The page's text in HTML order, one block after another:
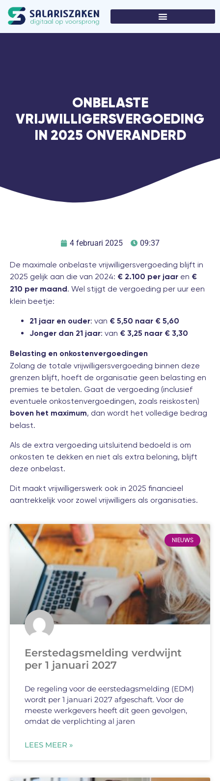
ONBELASTE
VRIJWILLIGERSVERGOEDING
IN 2025 ONVERANDERD
4 februari 2025 09:37
De maximale onbelaste vrijwilligersvergoeding blijft in
2025 gelijk aan die van 2024: € 2.100 per jaar en €
210 per maand . Wel stijgt de vergoeding per uur een
klein beetje:
21 jaar en ouder: van € 5,50 naar € 5,60
Jonger dan 21 jaar: van € 3,25 naar € 3,30
Belasting en onkostenvergoedingen
Zolang de totale vrijwilligersvergoeding binnen deze
grenzen blijft, hoeft de organisatie geen belasting en
premies te betalen. Gaat de vergoeding (inclusief
eventuele onkostenvergoedingen, zoals reiskosten)
boven het maximum, dan wordt het volledige bedrag
belast.
Als de extra vergoeding uitsluitend bedoeld is om
onkosten te dekken en niet als extra beloning, blijft
deze onbelast.
Dit maakt vrijwilligerswerk ook in 2025 financieel
aantrekkelijk voor zowel vrijwilligers als organisaties.
NIEUWS
Eerstedagsmelding verdwijnt
per 1 januari 2027
De regeling voor de eerstedagsmelding (EDM)
wordt per 1 januari 2027 afgeschaft. Voor de
meeste werkgevers heeft dit geen gevolgen,
omdat de verplichting al jaren
LEES MEER »